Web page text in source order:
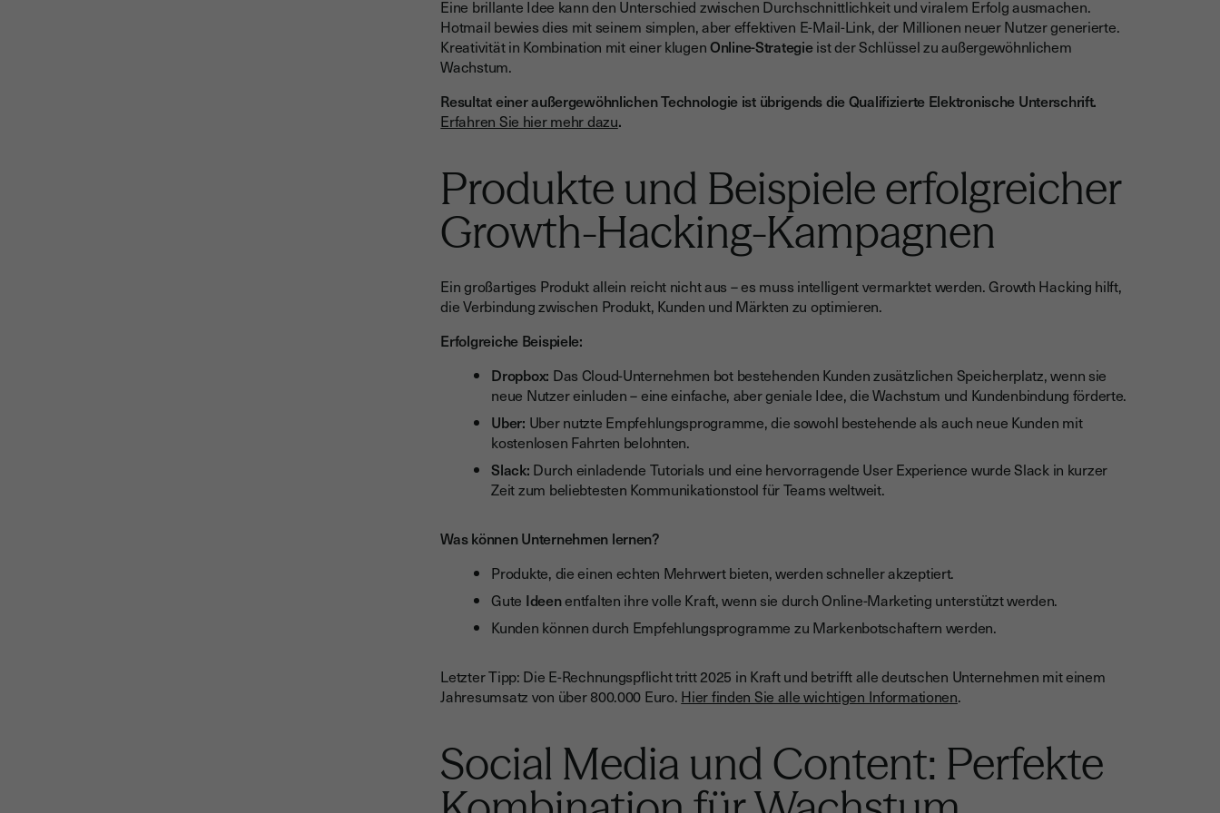
Eine brillante Idee kann den Unterschied zwischen Durchschnittlichkeit und viralem Erfolg ausmachen.
Hotmail bewies dies mit seinem simplen, aber effektiven E-Mail-Link, der Millionen neuer Nutzer generierte.
Kreativität in Kombination mit einer klugenOnline-Strategieist der Schlüssel zu außergewöhnlichem
Wachstum.
Resultat einer außergewöhnlichen Technologie ist übrigends die Qualifizierte Elektronische Unterschrift.
Erfahren Sie hier mehr dazu.
Produkte und Beispiele erfolgreicher
Growth-Hacking-Kampagnen
Ein großartiges Produkt allein reicht nicht aus – es muss intelligent vermarktet werden. Growth Hacking hilft,
die Verbindung zwischen Produkt, Kunden und Märkten zu optimieren.
Erfolgreiche Beispiele:
Dropbox: Das Cloud-Unternehmen bot bestehenden Kunden zusätzlichen Speicherplatz, wenn sie
neue Nutzer einluden – eine einfache, aber geniale Idee, die Wachstum und Kundenbindung förderte.
Uber: Uber nutzte Empfehlungsprogramme, die sowohl bestehende als auch neue Kunden mit
kostenlosen Fahrten belohnten.
Slack: Durch einladende Tutorials und eine hervorragende User Experience wurde Slack in kurzer
Zeit zum beliebtesten Kommunikationstool für Teams weltweit.
Was können Unternehmen lernen?
Produkte, die einen echten Mehrwert bieten, werden schneller akzeptiert.
Gute Ideenentfalten ihre volle Kraft, wenn sie durch Online-Marketing unterstützt werden.
Kunden können durch Empfehlungsprogramme zu Markenbotschaftern werden.
Letzter Tipp: Die E-Rechnungspflicht tritt 2025 in Kraft und betrifft alle deutschen Unternehmen mit einem
Jahresumsatz von über 800.000 Euro. Hier finden Sie alle wichtigen Informationen.
Social Media und Content: Perfekte